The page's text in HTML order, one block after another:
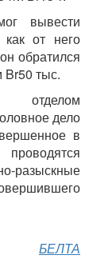
вывести
от него
обратился
тыс.
отделом
дело
в
разыскные
БЕЛТА